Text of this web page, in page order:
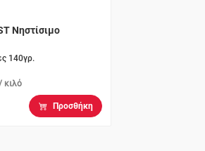
Νηστίσιμο
140γρ.
κιλό
Προσθήκη